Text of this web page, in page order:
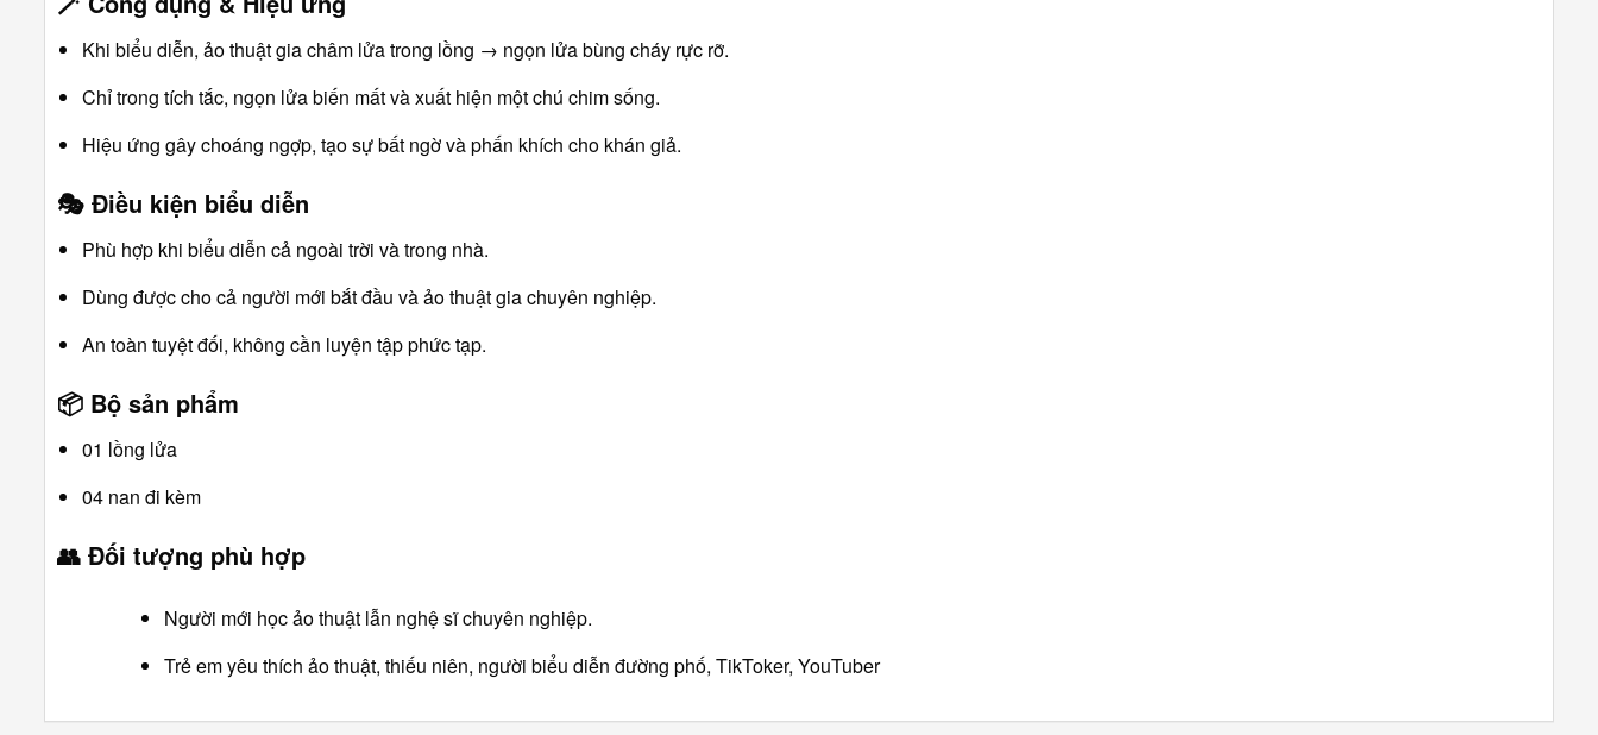
Khi biểu diễn, ảo thuật gia châm lửa trong lồng → ngọn lửa bùng cháy rực rỡ.
Chỉ trong tích tắc, ngọn lửa biến mất và xuất hiện một chú chim sống.
Hiệu ứng gây choáng ngợp, tạo sự bất ngờ và phấn khích cho khán giả.
🎭 Điều kiện biểu diễn
Phù hợp khi biểu diễn cả ngoài trời và trong nhà.
Dùng được cho cả người mới bắt đầu và ảo thuật gia chuyên nghiệp.
An toàn tuyệt đối, không cần luyện tập phức tạp.
📦 Bộ sản phẩm
01 lồng lửa
04 nan đi kèm
👥 Đối tượng phù hợp
Người mới học ảo thuật lẫn nghệ sĩ chuyên nghiệp.
Trẻ em yêu thích ảo thuật, thiếu niên, người biểu diễn đường phố, TikToker, YouTuber